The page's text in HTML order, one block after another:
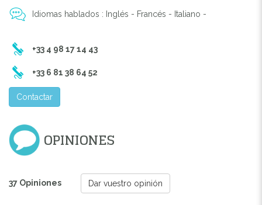
Idiomas hablados : Inglés - Francés - Italiano -
+33 4 98 17 14 43
+33 6 81 38 64 52
Contactar
OPINIONES
37 Opiniones Dar vuestro opinión